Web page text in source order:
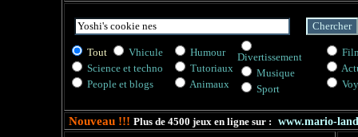
Tout
Vhicule
Science et techno
People et blogs
Humour
Tutoriaux
Animaux
Divertissement
Musique
Sport
Nouveau !!! Plus de 4500 jeux en ligne sur : www.mario-